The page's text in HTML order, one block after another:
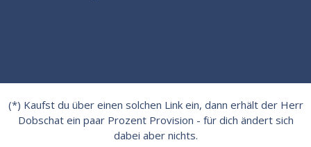
(*) Kaufst du über einen solchen Link ein, dann erhält der Herr
Dobschat ein paar Prozent Provision - für dich ändert sich
dabei aber nichts.